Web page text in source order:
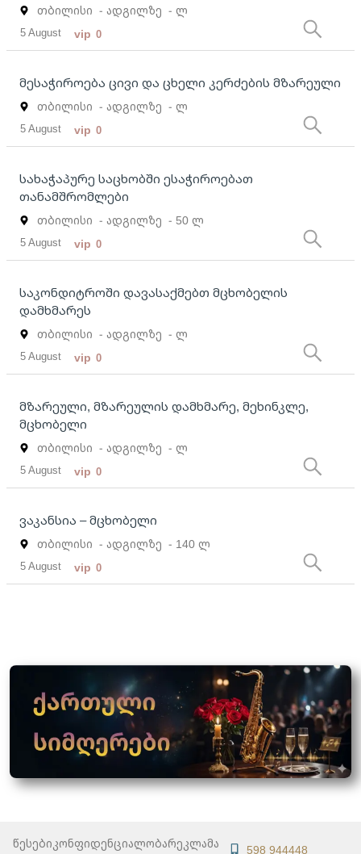
თბილისი - ადგილზე - ლ
5 August vip 0
მესაჭიროება ცივი და ცხელი კერძების მზარეული
თბილისი - ადგილზე - ლ
5 August vip 0
სახაჭაპურე საცხობში ესაჭიროებათ
თანამშრომლები
თბილისი - ადგილზე - 50 ლ
5 August vip 0
საკონდიტროში დავასაქმებთ მცხობელის
დამხმარეს
თბილისი - ადგილზე - ლ
5 August vip 0
მზარეული, მზარეულის დამხმარე, მეხინკლე,
მცხობელი
თბილისი - ადგილზე - ლ
5 August vip 0
ვაკანსია – მცხობელი
თბილისი - ადგილზე - 140 ლ
5 August vip 0
წესებიკონფიდენციალობარეკლამა 598 944448